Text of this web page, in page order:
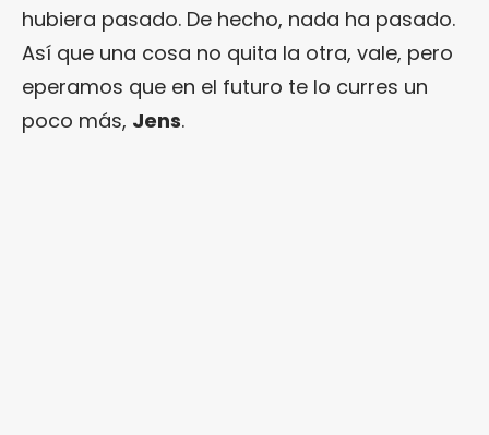
hubiera pasado. De hecho, nada ha pasado.
Así que una cosa no quita la otra, vale, pero
eperamos que en el futuro te lo curres un
poco más, Jens.